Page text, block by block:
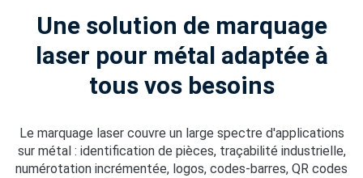
Une solution de marquage
laser pour métal adaptée à
tous vos besoins
Le marquage laser couvre un large spectre d'applications
sur métal : identification de pièces, traçabilité industrielle,
numérotation incrémentée, logos, codes-barres, QR codes